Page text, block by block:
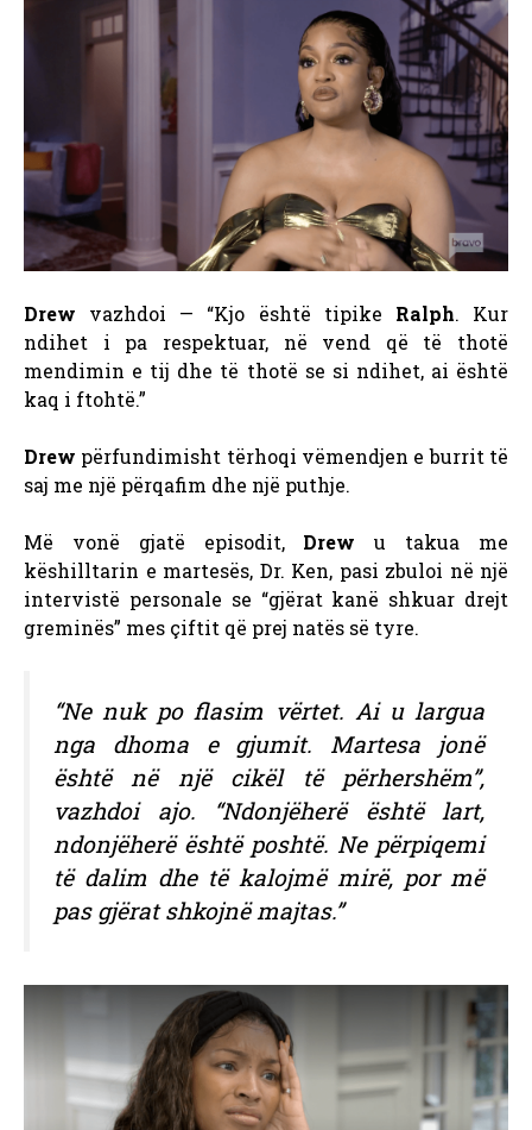
Drew vazhdoi — “Kjo është tipike Ralph. Kur
ndihet i pa respektuar, në vend që të thotë
mendimin e tij dhe të thotë se si ndihet, ai është
kaq i ftohtë.”
Drew përfundimisht tërhoqi vëmendjen e burrit të
saj me një përqafim dhe një puthje.
Më vonë gjatë episodit,Drewu takua me
këshilltarin e martesës, Dr. Ken, pasi zbuloi në një
intervistë personale se “gjërat kanë shkuar drejt
greminës” mes çiftit që prej natës së tyre.
“Ne nuk po flasim vërtet. Ai u largua
nga dhoma e gjumit. Martesa jonë
është në një cikël të përhershëm”,
vazhdoi ajo. “Ndonjëherë është lart,
ndonjëherë është poshtë. Ne përpiqemi
të dalim dhe të kalojmë mirë, por më
pas gjërat shkojnë majtas.”